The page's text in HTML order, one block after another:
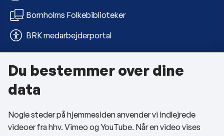
Bornholms Folkebiblioteker
BRK medarbejderportal
Om kommunen
Kontakt os
Telefon- og åbningstider
Du bestemmer over dine
data
Nogle steder på hjemmesiden anvender vi indlejrede
videoer fra hhv. Vimeo og YouTube. Når en video vises